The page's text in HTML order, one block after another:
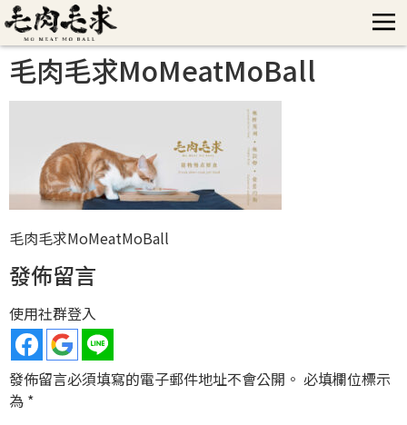
毛肉毛求MoMeatMoBall
毛肉毛求MoMeatMoBall
發佈留言
使用社群登入
發佈留言必須填寫的電子郵件地址不會公開。 必填欄位標示
為 *